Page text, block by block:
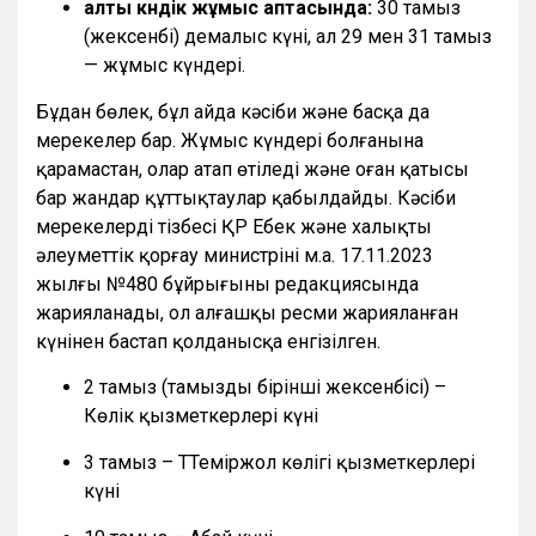
алты күндік жұмыс аптасында: 30 тамыз
(жексенбі) демалыс күні, ал 29 мен 31 тамыз
— жұмыс күндері.
Бұдан бөлек, бұл айда кәсіби және басқа да
мерекелер бар. Жұмыс күндері болғанына
қарамастан, олар атап өтіледі және оған қатысы
бар жандар құттықтаулар қабылдайды. Кәсіби
мерекелердің тізбесі ҚР Еңбек және халықты
әлеуметтік қорғау министрінің м.а. 17.11.2023
жылғы №480 бұйрығының редакциясында
жарияланады, ол алғашқы ресми жарияланған
күнінен бастап қолданысқа енгізілген.
2 тамыз (тамыздың бірінші жексенбісі) –
Көлік қызметкерлері күні
3 тамыз – ТТеміржол көлігі қызметкерлері
күні